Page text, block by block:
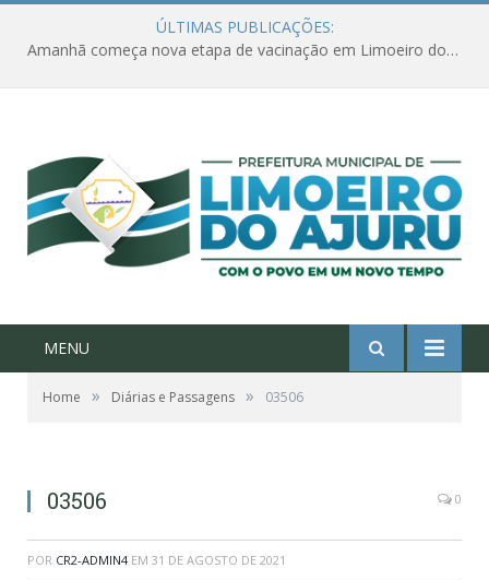
ÚLTIMAS PUBLICAÇÕES:
Amanhã começa nova etapa de vacinação em Limoeiro do Ajuru para idosos com 65 ou mais
MENU
Home » Diárias e Passagens » 03506
03506 0
POR CR2-ADMIN4 EM 31 DE AGOSTO DE 2021